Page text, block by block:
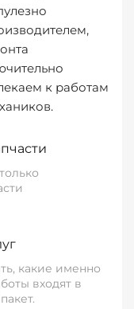
к работам
какие именно
входят в